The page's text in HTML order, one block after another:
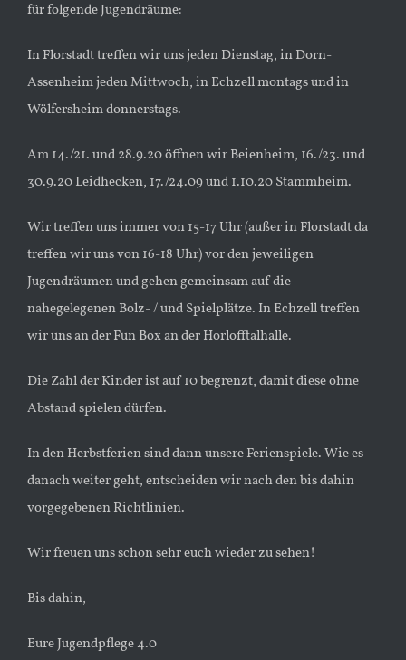
für folgende Jugendräume:
In Florstadt treffen wir uns jeden Dienstag, in Dorn-
Assenheim jeden Mittwoch, in Echzell montags und in
Wölfersheim donnerstags.
Am 14./21. und 28.9.20 öffnen wir Beienheim, 16./23. und
30.9.20 Leidhecken, 17./24.09 und 1.10.20 Stammheim.
Wir treffen uns immer von 15-17 Uhr (außer in Florstadt da
treffen wir uns von 16-18 Uhr) vor den jeweiligen
Jugendräumen und gehen gemeinsam auf die
nahegelegenen Bolz- / und Spielplätze. In Echzell treffen
wir uns an der Fun Box an der Horlofftalhalle.
Die Zahl der Kinder ist auf 10 begrenzt, damit diese ohne
Abstand spielen dürfen.
In den Herbstferien sind dann unsere Ferienspiele. Wie es
danach weiter geht, entscheiden wir nach den bis dahin
vorgegebenen Richtlinien.
Wir freuen uns schon sehr euch wieder zu sehen!
Bis dahin,
Eure Jugendpflege 4.0